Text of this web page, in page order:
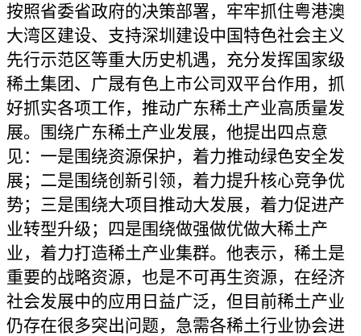
按照省委省政府的决策部署，牢牢抓住粤港澳
大湾区建设、支持深圳建设中国特色社会主义
先行示范区等重大历史机遇，充分发挥国家级
稀土集团、广晟有色上市公司双平台作用，抓
好抓实各项工作， 推动广东稀土产业高质量发
展。围绕广东稀土产业发展，他提出四点意
见： 一是围绕资源保护，着力推动绿色安全发
展；二是围绕创新引领，着力提升核心竞争优
势；三是围绕大项目推动大发展，着力促进产
业转型升级；四是围绕做强做优做大稀土产
业，着力打造稀土产业集群。他表示，稀土是
重要的战略资源，也是不可再生资源，在经济
社会发展中的应用日益广泛，但目前稀土产业
仍存在很多突出问题，急需各稀土行业协会进